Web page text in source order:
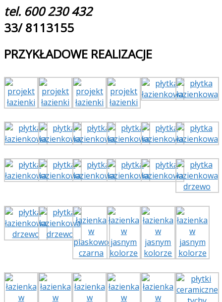
tel. 600 230 432
33/ 8113155
PRZYKŁADOWE REALIZACJE